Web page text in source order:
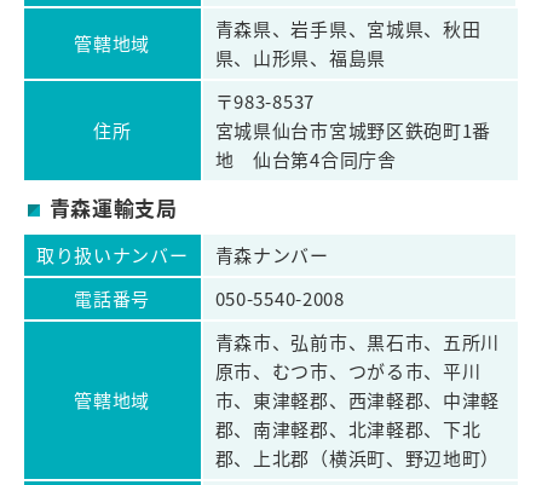
管轄地域
青森県、岩手県、宮城県、秋田
県、山形県、福島県
住所
〒983-8537
宮城県仙台市宮城野区鉄砲町1番
地 仙台第4合同庁舎
青森運輸支局
取り扱いナンバー
青森ナンバー
電話番号
050-5540-2008
管轄地域
青森市、弘前市、黒石市、五所川
原市、むつ市、つがる市、平川
市、東津軽郡、西津軽郡、中津軽
郡、南津軽郡、北津軽郡、下北
郡、上北郡（横浜町、野辺地町）